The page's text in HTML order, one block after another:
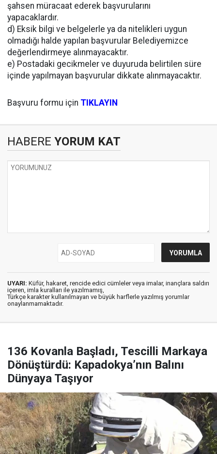
şahsen müracaat ederek başvurularını
yapacaklardır.
d) Eksik bilgi ve belgelerle ya da nitelikleri uygun
olmadığı halde yapılan başvurular Belediyemizce
değerlendirmeye alınmayacaktır.
e) Postadaki gecikmeler ve duyuruda belirtilen süre
içinde yapılmayan başvurular dikkate alınmayacaktır.
Başvuru formu için TIKLAYIN
HABERE YORUM KAT
UYARI: Küfür, hakaret, rencide edici cümleler veya imalar, inançlara saldırı
içeren, imla kuralları ile yazılmamış,
Türkçe karakter kullanılmayan ve büyük harflerle yazılmış yorumlar
onaylanmamaktadır.
136 Kovanla Başladı, Tescilli Markaya
Dönüştürdü: Kapadokya’nın Balını
Dünyaya Taşıyor